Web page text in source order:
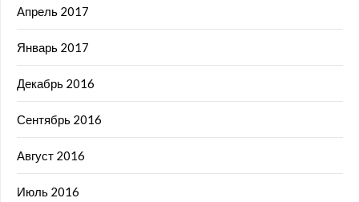
Апрель 2017
Январь 2017
Декабрь 2016
Сентябрь 2016
Август 2016
Июль 2016